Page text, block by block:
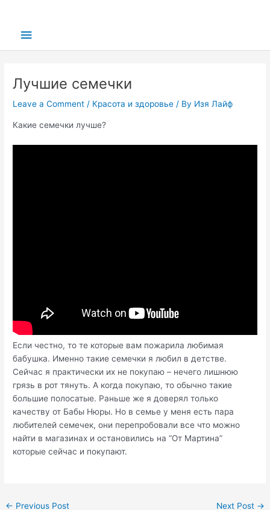
Main
Лучшие семечки
Leave a Comment / Красота и здоровье / By Изя Лайф
Какие семечки лучше?
Если честно, то те которые вам пожарила любимая
бабушка. Именно такие семечки я любил в детстве.
Сейчас я практически их не покупаю – нечего лишнюю
грязь в рот тянуть. А когда покупаю, то обычно такие
большие полосатые. Раньше же я доверял только
качеству от Бабы Нюры. Но в семье у меня есть пара
любителей семечек, они перепробовали все что можно
найти в магазинах и остановились на “От Мартина”
которые сейчас и покупают.
Post
← Previous Post Next Post →